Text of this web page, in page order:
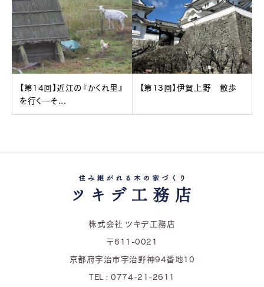
【第14回】近江の『かくれ里』
を行く―そ...
【第13回】伊賀上野 散歩
株式会社 ツキデ工務店
〒611-0021
京都府宇治市宇治野神94番地10
TEL : 0774-21-2611